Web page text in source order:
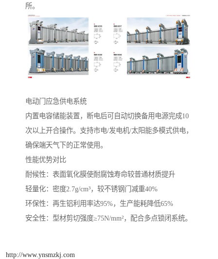
所。
电动门应急供电系统‌
内置电容储能装置，断电后可自动切换备用电源完成10
次以上开合操作。支持市电/发电机/太阳能多模式供电，
确保端天气下的正常使用。
性能优势对比
‌耐候性‌：表面氧化膜使耐腐蚀寿命较普通材质提升
‌轻量化‌：密度2.7g/cm³，较不锈钢门减重40%
‌环保性‌：再生铝利用率达95%，生产能耗降低65%
‌安全性‌：型材剪切强度≥75N/mm²，配合多点锁闭系统。
http://www.ynsmzkj.com